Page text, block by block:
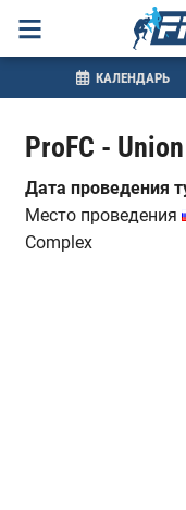
ProFC -
Дата проведения
Место проведения
Complex
КАЛЕНДАРЬ